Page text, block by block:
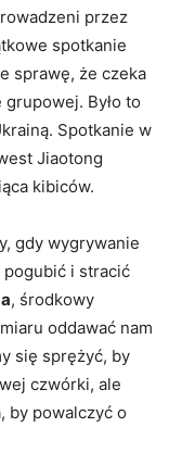
przez
spotkanie
sprawę, że czeka
Było to
Spotkanie w
Jiaotong
kibiców.
gdy wygrywanie
pogubić i stracić
, środkowy
oddawać nam
się sprężyć, by
czwórki, ale
by powalczyć o